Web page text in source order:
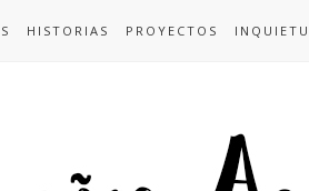
HISTORIAS PROYECTOS